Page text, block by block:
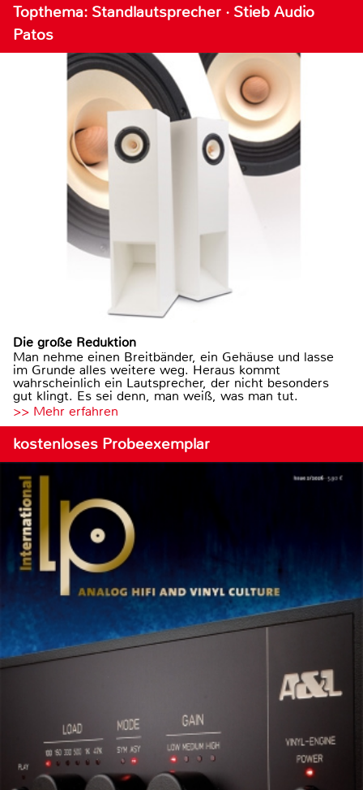
Topthema: Standlautsprecher · Stieb Audio
Patos
Die große Reduktion
Man nehme einen Breitbänder, ein Gehäuse und lasse
im Grunde alles weitere weg. Heraus kommt
wahrscheinlich ein Lautsprecher, der nicht besonders
gut klingt. Es sei denn, man weiß, was man tut.
>> Mehr erfahren
kostenloses Probeexemplar